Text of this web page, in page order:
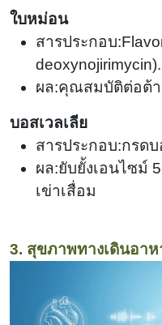
ใบหม่อน
สารประกอบ
deoxynojirimycin).
ผล:คุณสมบัติต่อต้
บอสเวลเลีย
สารประกอบ:กรด
ผล:ยับยั้งเอนไซม์
เข่าเสื่อม
3. สุขภาพทางเดินอาห